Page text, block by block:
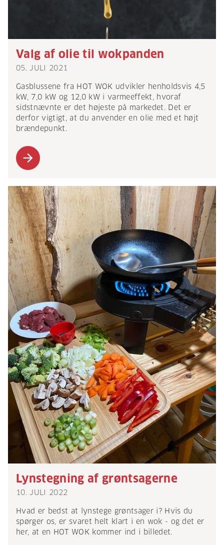
Valg af olie til wokpanden
05. JULI 2021
Gasblussene fra HOT WOK udvikler henholdsvis 4,5
kW, 7,0 kW og 12,0 kW i varmeeffekt, hvoraf
sidstnævnte er det højeste på markedet. Det er
derfor vigtigt, at du anvender en olie med et højt
brændepunkt.
arrow_forward
Lynstegning af grøntsagerne
10. JULI 2022
Hvad er bedst at lynstege grøntsager i? Hvis du
spørger os, er svaret helt klart i en wok - og det er
her, at en HOT WOK kommer ind i billedet.